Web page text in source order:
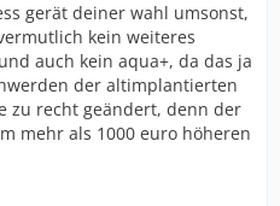
gerät deiner wahl umsonst,
kein weiteres
auch kein aqua+, da das ja
der altimplantierten
zu recht geändert, denn der
mehr als 1000 euro höheren